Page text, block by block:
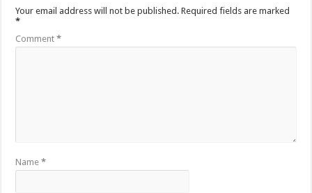
Your email address will not be published. Required fields are marked
*
Comment*
Name*